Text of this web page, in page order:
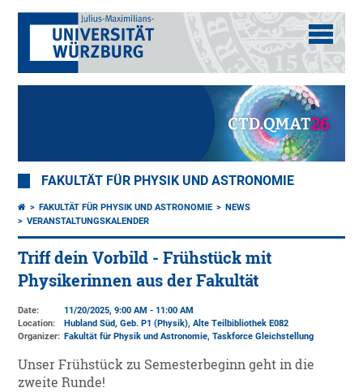
FAKULTÄT FÜR PHYSIK UND ASTRONOMIE
FAKULTÄT FÜR PHYSIK UND ASTRONOMIE
NEWS
VERANSTALTUNGSKALENDER
Triff dein Vorbild - Frühstück mit
Physikerinnen aus der Fakultät
Date:
11/20/2025, 9:00 AM - 11:00 AM
Location:
Hubland Süd, Geb. P1 (Physik), Alte Teilbibliothek E082
Organizer: Fakultät für Physik und Astronomie, Taskforce Gleichstellung
Unser Frühstück zu Semesterbeginn geht in die
zweite Runde!